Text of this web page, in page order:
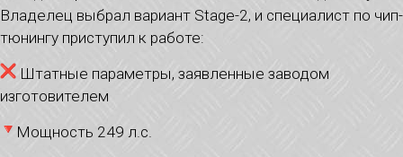
Владелец выбрал вариант Stage-2, и специалист по чип-
тюнингу приступил к работе:
Штатные параметры, заявленные заводом
изготовителем
Мощность 249 л.с.